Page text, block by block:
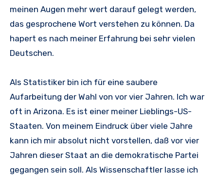
meinen Augen mehr wert darauf gelegt werden,
das gesprochene Wort verstehen zu können. Da
hapert es nach meiner Erfahrung bei sehr vielen
Deutschen.
Als Statistiker bin ich für eine saubere
Aufarbeitung der Wahl von vor vier Jahren. Ich war
oft in Arizona. Es ist einer meiner Lieblings-US-
Staaten. Von meinem Eindruck über viele Jahre
kann ich mir absolut nicht vorstellen, daß vor vier
Jahren dieser Staat an die demokratische Partei
gegangen sein soll. Als Wissenschaftler lasse ich